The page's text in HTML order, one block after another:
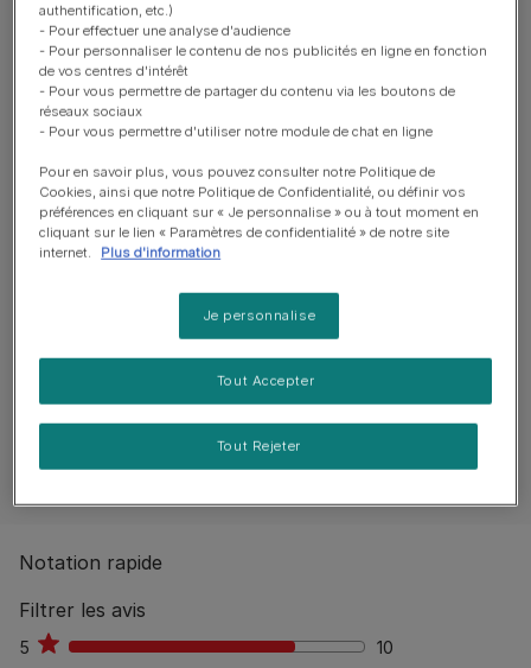
Présentation du produit
Ingrédients et nutrition
Guide d’alimentation
Aucun avis publiés
Rédiger un avis
Notation rapide
Filtrer les avis
5 10
10
authentification, etc.)
- Pour effectuer une analyse d'audience
- Pour personnaliser le contenu de nos publicités en ligne en fonction
de vos centres d'intérêt
- Pour vous permettre de partager du contenu via les boutons de
réseaux sociaux
- Pour vous permettre d'utiliser notre module de chat en ligne
Pour en savoir plus, vous pouvez consulter notre Politique de
Cookies, ainsi que notre Politique de Confidentialité, ou définir vos
préférences en cliquant sur « Je personnalise » ou à tout moment en
cliquant sur le lien « Paramètres de confidentialité » de notre site
internet.
Plus d'information
Je personnalise
Tout Rejeter
Tout Accepter